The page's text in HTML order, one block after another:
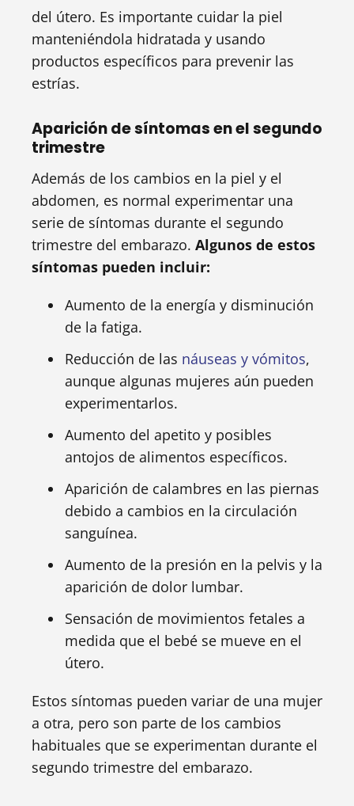
del útero. Es importante cuidar la piel
manteniéndola hidratada y usando
productos específicos para prevenir las
estrías.
Aparición de síntomas en el segundo
trimestre
Además de los cambios en la piel y el
abdomen, es normal experimentar una
serie de síntomas durante el segundo
trimestre del embarazo. Algunos de estos
síntomas pueden incluir:
Aumento de la energía y disminución
de la fatiga.
Reducción de las náuseas y vómitos,
aunque algunas mujeres aún pueden
experimentarlos.
Aumento del apetito y posibles
antojos de alimentos específicos.
Aparición de calambres en las piernas
debido a cambios en la circulación
sanguínea.
Aumento de la presión en la pelvis y la
aparición de dolor lumbar.
Sensación de movimientos fetales a
medida que el bebé se mueve en el
útero.
Estos síntomas pueden variar de una mujer
a otra, pero son parte de los cambios
habituales que se experimentan durante el
segundo trimestre del embarazo.